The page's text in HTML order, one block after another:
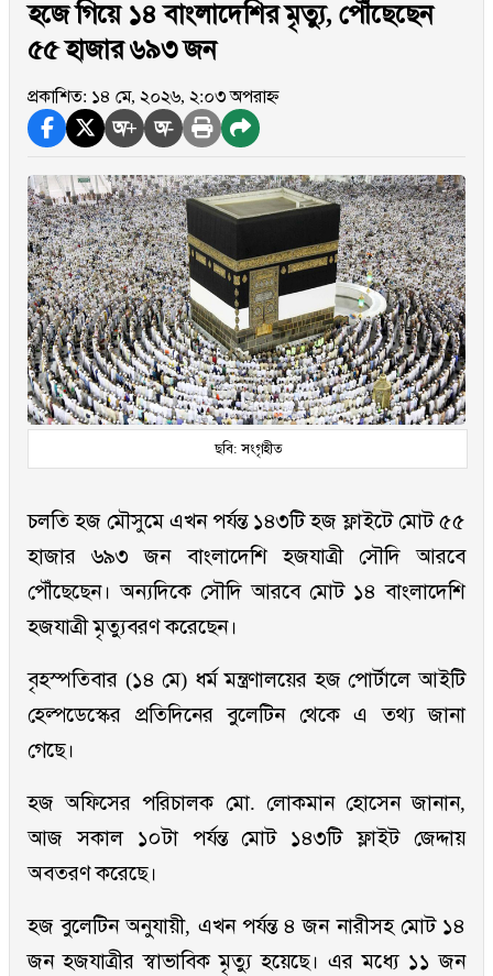
হজে গিয়ে ১৪ বাংলাদেশির মৃত্যু, পৌঁছেছেন
৫৫ হাজার ৬৯৩ জন
প্রকাশিত: ১৪ মে, ২০২৬, ২:০৩ অপরাহ্ন
অ+ অ-
ছবি: সংগৃহীত
চলতি হজ মৌসুমে এখন পর্যন্ত ১৪৩টি হজ ফ্লাইটে মোট ৫৫
হাজার ৬৯৩ জন বাংলাদেশি হজযাত্রী সৌদি আরবে
পৌঁছেছেন। অন্যদিকে সৌদি আরবে মোট ১৪ বাংলাদেশি
হজযাত্রী মৃত্যুবরণ করেছেন।
বৃহস্পতিবার (১৪ মে) ধর্ম মন্ত্রণালয়ের হজ পোর্টালে আইটি
হেল্পডেস্কের প্রতিদিনের বুলেটিন থেকে এ তথ্য জানা
গেছে।
হজ অফিসের পরিচালক মো. লোকমান হোসেন জানান,
আজ সকাল ১০টা পর্যন্ত মোট ১৪৩টি ফ্লাইট জেদ্দায়
অবতরণ করেছে।
হজ বুলেটিন অনুযায়ী, এখন পর্যন্ত ৪ জন নারীসহ মোট ১৪
জন হজযাত্রীর স্বাভাবিক মৃত্যু হয়েছে। এর মধ্যে ১১ জন